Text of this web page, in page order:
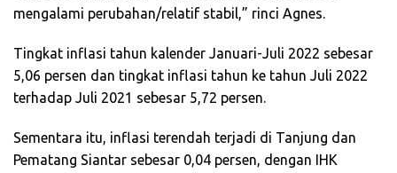
mengalami perubahan/relatif stabil,” rinci Agnes.
Tingkat inflasi tahun kalender Januari-Juli 2022 sebesar
5,06 persen dan tingkat inflasi tahun ke tahun Juli 2022
terhadap Juli 2021 sebesar 5,72 persen.
Sementara itu, inflasi terendah terjadi di Tanjung dan
Pematang Siantar sebesar 0,04 persen, dengan IHK